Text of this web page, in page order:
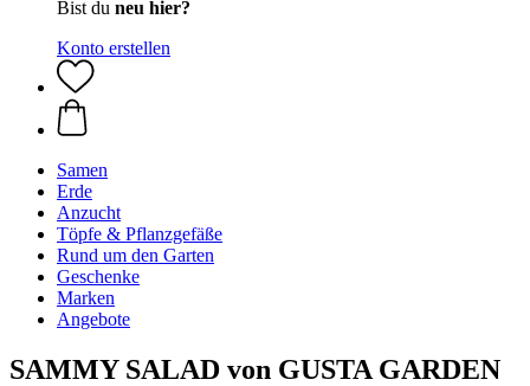
Bist du neu hier?
Konto erstellen
Samen
Erde
Anzucht
Töpfe & Pflanzgefäße
Rund um den Garten
Geschenke
Marken
Angebote
SAMMY SALAD von GUSTA GARDEN